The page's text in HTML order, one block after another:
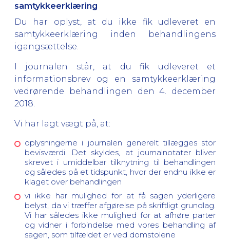
samtykkeerklæring
Du har oplyst, at du ikke fik udleveret en
samtykkeerklæring inden behandlingens
igangsættelse.
I journalen står, at du fik udleveret et
informationsbrev og en samtykkeerklæring
vedrørende behandlingen den 4. december
2018.
Vi har lagt vægt på, at:
oplysningerne i journalen generelt tillægges stor
bevisværdi. Det skyldes, at journalnotater bliver
skrevet i umiddelbar tilknytning til behandlingen
og således på et tidspunkt, hvor der endnu ikke er
klaget over behandlingen
vi ikke har mulighed for at få sagen yderligere
belyst, da vi træffer afgørelse på skriftligt grundlag.
Vi har således ikke mulighed for at afhøre parter
og vidner i forbindelse med vores behandling af
sagen, som tilfældet er ved domstolene